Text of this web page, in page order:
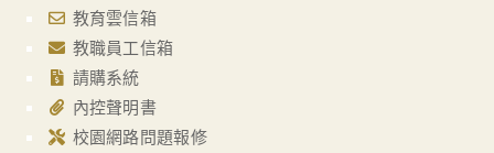
教育雲信箱
教職員工信箱
請購系統
內控聲明書
校園網路問題報修